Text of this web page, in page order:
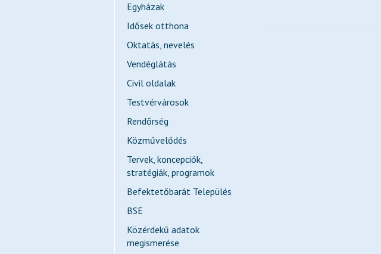
Egyházak
Idősek otthona
Oktatás, nevelés
Vendéglátás
Civil oldalak
Testvérvárosok
Rendőrség
Közművelődés
Tervek, koncepciók,
stratégiák, programok
Befektetőbarát Település
BSE
Közérdekű adatok
megismerése